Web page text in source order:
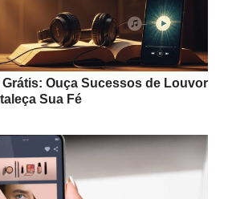
Ouça Sucessos de Louvor
Sua Fé